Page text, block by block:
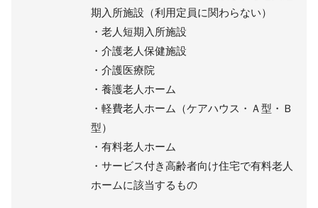
期入所施設（利用定員に関わらない）
・老人短期入所施設
・介護老人保健施設
・介護医療院
・養護老人ホーム
・軽費老人ホーム（ケアハウス・Ａ型・Ｂ
型）
・有料老人ホーム
・サービス付き高齢者向け住宅で有料老人
ホームに該当するもの